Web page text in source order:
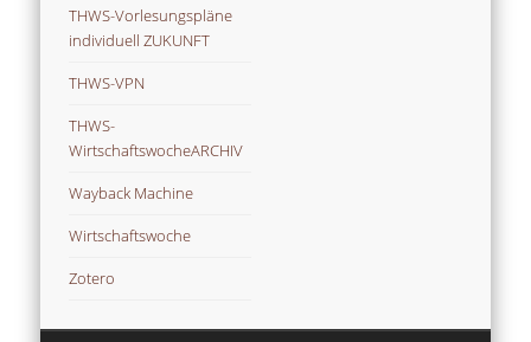
THWS-Vorlesungspläne
individuell ZUKUNFT
THWS-VPN
THWS-
WirtschaftswocheARCHIV
Wayback Machine
Wirtschaftswoche
Zotero